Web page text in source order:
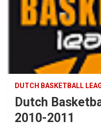
DUTCH BASKETBALL
Dutch
2010-2011